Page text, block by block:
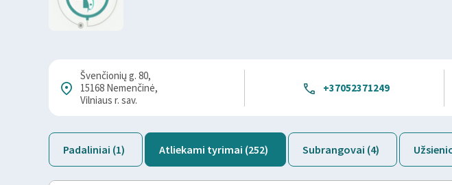
Švenčionių g. 80,
15168 Nemenčinė,
Vilniaus r. sav.
+37052371249
Padaliniai (1) Atliekami tyrimai (252) Subrangovai (4)